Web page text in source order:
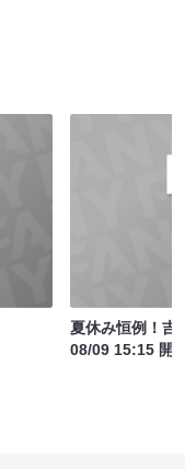
夏休み恒例！吉
08/09 15:15 開